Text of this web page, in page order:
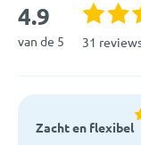
4.9
van de 5 31
Zacht en flexibel